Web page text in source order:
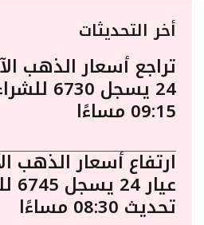
أخر التحديثات
تراجع أسعار الذهب
24 يسجل
09:15 مساءًا
ارتفاع أسعار الذهب
تحديث 08:30 مساءًا